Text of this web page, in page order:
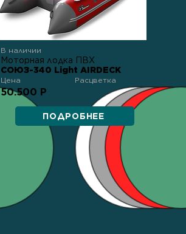
В наличии
Моторная лодка ПВХ
СОЮЗ-340 Light AIRDECK
Цена Расцветка
50.500 Р
ПОДРОБНЕЕ